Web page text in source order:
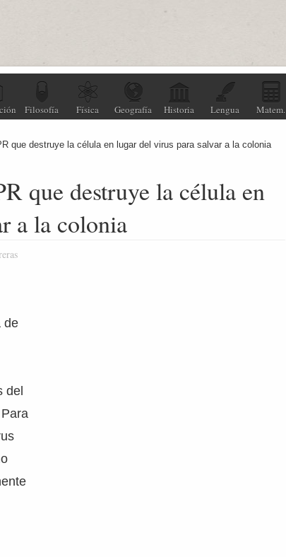
Filosofía Física Geografía Historia Lengua Matem.
que destruye la célula en lugar del virus para salvar a la colonia
que destruye la célula en
a la colonia
de
del